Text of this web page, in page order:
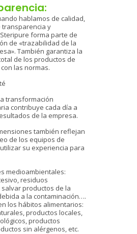
hablamos de calidad,
transparencia y
forma parte de
de «trazabilidad de la
También garantiza la
de los productos de
las normas.
transformación
contribuye cada día a
de la empresa.
también reflejan
de los equipos de
su experiencia para
medioambientales:
residuos
productos de la
a la contaminación….
los hábitos alimentarios:
productos locales,
productos
sin alérgenos, etc.